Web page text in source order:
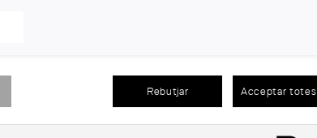
Cartografia de les escoles d’arquitectura i
dels crítics Cristina Goberna
deToni Riba(MACBA) i les comissàries de
Rebutjar Acceptar